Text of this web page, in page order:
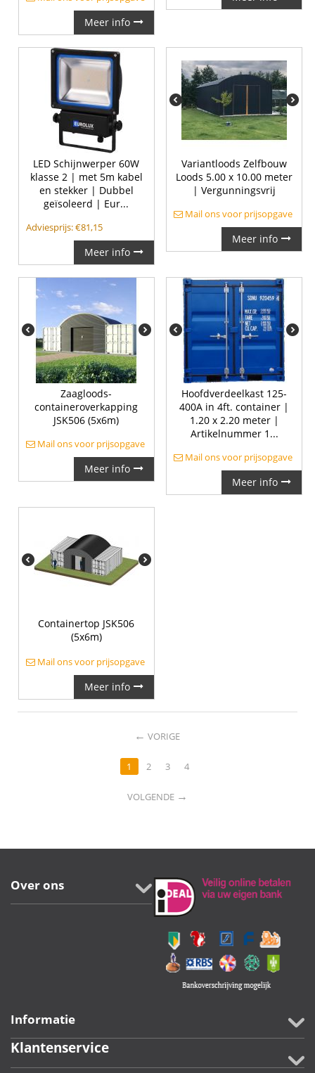
Meer info
LED Schijnwerper 60W
klasse 2 | met 5m kabel
en stekker | Dubbel
geïsoleerd | Eur...
Adviesprijs:€81,15
Meer info
Variantloods Zelfbouw
Loods 5.00 x 10.00 meter
| Vergunningsvrij
Mail ons voor prijsopgave
Meer info
Zaagloods-
containeroverkapping
JSK506 (5x6m)
Mail ons voor prijsopgave
Meer info
Hoofdverdeelkast 125-
400A in 4ft. container |
1.20 x 2.20 meter |
Artikelnummer 1...
Mail ons voor prijsopgave
Meer info
Containertop JSK506
(5x6m)
Mail ons voor prijsopgave
Meer info
← VORIGE
1 2 3 4
VOLGENDE →
Over ons
Informatie
Klantenservice